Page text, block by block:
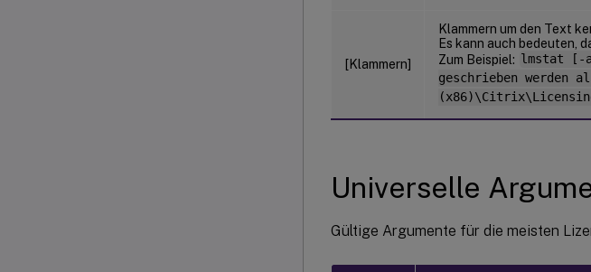
[Klammern]
Klammern um den Text
Es kann auch bedeuten,
Zum Beispiel: lmstat
geschrieben werden
Universelle
Gültige Argumente für die meisten